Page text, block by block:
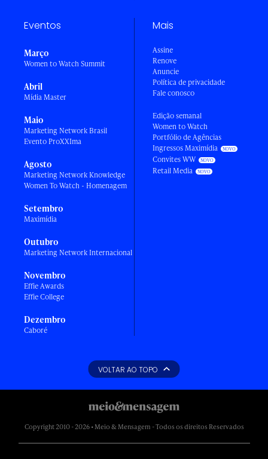
Eventos
Março
Women to Watch Summit
Abril
Mídia Master
Maio
Marketing Network Brasil
Evento ProXXIma
Agosto
Marketing Network Knowledge
Women To Watch - Homenagem
Setembro
Maximídia
Outubro
Marketing Network Internacional
Novembro
Effie Awards
Effie College
Dezembro
Caboré
Mais
Assine
Renove
Anuncie
Política de privacidade
Fale conosco
Edição semanal
Women to Watch
Portfólio de Agências
Ingressos Maximídia
Convites WW
Retail Media
VOLTAR AO TOPO
Copyright 2010 - 2026 • Meio & Mensagem - Todos os direitos Reservados